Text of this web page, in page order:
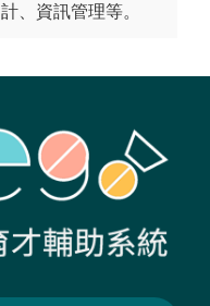
計、資訊管理等。